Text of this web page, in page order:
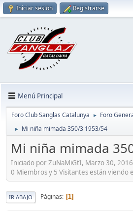
Iniciar sesión Registrarse
Menú Principal
Foro Club Sanglas Catalunya ► Foro
► Mi niña mimada 350/3 1953/54
Mi niña mimada
Iniciado por ZuNaMiGtI, Marzo 30,
0 Miembros y 5 Visitantes están viendo
IR ABAJO Páginas 1